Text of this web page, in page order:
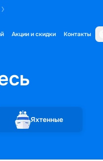
Акции и скидки Контакты
Яхтенные